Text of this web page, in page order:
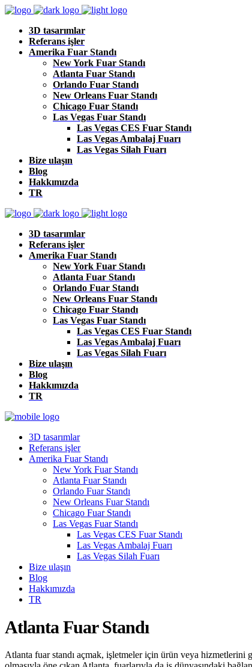
3D tasarımlar
Referans işler
Amerika Fuar Standı
New York Fuar Standı
Atlanta Fuar Standı
Orlando Fuar Standı
New Orleans Fuar Standı
Chicago Fuar Standı
Las Vegas Fuar Standı
Las Vegas CES Fuar Standı
Las Vegas Ambalaj Fuarı
Las Vegas Silah Fuarı
Bize ulaşın
Blog
Hakkımızda
TR
3D tasarımlar
Referans işler
Amerika Fuar Standı
New York Fuar Standı
Atlanta Fuar Standı
Orlando Fuar Standı
New Orleans Fuar Standı
Chicago Fuar Standı
Las Vegas Fuar Standı
Las Vegas CES Fuar Standı
Las Vegas Ambalaj Fuarı
Las Vegas Silah Fuarı
Bize ulaşın
Blog
Hakkımızda
TR
3D tasarımlar
Referans işler
Amerika Fuar Standı
New York Fuar Standı
Atlanta Fuar Standı
Orlando Fuar Standı
New Orleans Fuar Standı
Chicago Fuar Standı
Las Vegas Fuar Standı
Las Vegas CES Fuar Standı
Las Vegas Ambalaj Fuarı
Las Vegas Silah Fuarı
Bize ulaşın
Blog
Hakkımızda
TR
Atlanta Fuar Standı
Atlanta fuar standı açmak, işletmeler için ürün veya hizmetlerini